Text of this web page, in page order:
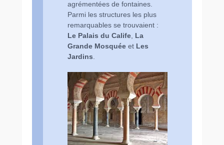
agrémentées de fontaines.
Parmi les structures les plus
remarquables se trouvaient :
Le Palais du Calife, La
Grande Mosquée et Les
Jardins.